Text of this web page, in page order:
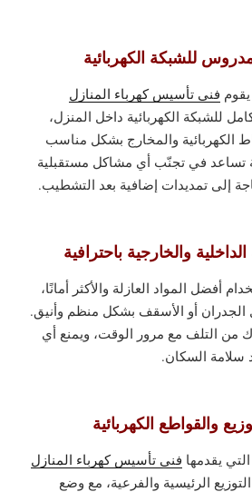
فني تأسيس كهرباء المنازل
للشبكة الكهربائية داخل المنزل،
الكهربائية والمخارج بشكل مناسب
تساعد في تجنّب أي مشاكل مستقبلية
إلى تمديدات إضافية بعد التشطيب.
أفضل المواد العازلة والأكثر أمانًا،
الجدران أو الأسقف بشكل منظم وأنيق.
من التلف مع مرور الوقت، ويمنع أي
سلامة السكان.
يقدمها فني تأسيس كهرباء المنازل
الرئيسية والفرعية، مع وضع